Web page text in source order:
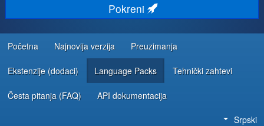
ZAJEDNICA I PODRŠKA
RESURSI ZA RAZVOJ
Pokreni
Početna Najnovija verzija Preuzimanja
Ekstenzije (dodaci) Language Packs Tehnički zahtevi
Česta pitanja (FAQ) API dokumentacija
Srpski